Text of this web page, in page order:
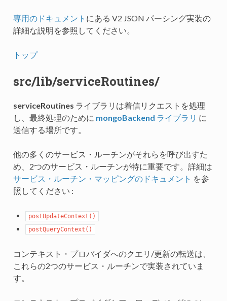
専用のドキュメント にある V2 JSON パーシング実装の
詳細な説明を参照してください。
トップ
src/lib/serviceRoutines/
serviceRoutines ライブラリは着信リクエストを処理
し、最終処理のために mongoBackend ライブラリ に
送信する場所です。
他の多くのサービス・ルーチンがそれらを呼び出すた
め、2つのサービス・ルーチンが特に重要です。詳細は
サービス・ルーチン・マッピングのドキュメント を参
照してください :
postUpdateContext()
postQueryContext()
コンテキスト・プロバイダへのクエリ/更新の転送は、
これらの2つのサービス・ルーチンで実装されていま
す。